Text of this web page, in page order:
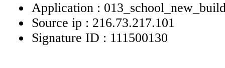
Application :
Source ip : 216.73.217.101
Signature ID : 111500130